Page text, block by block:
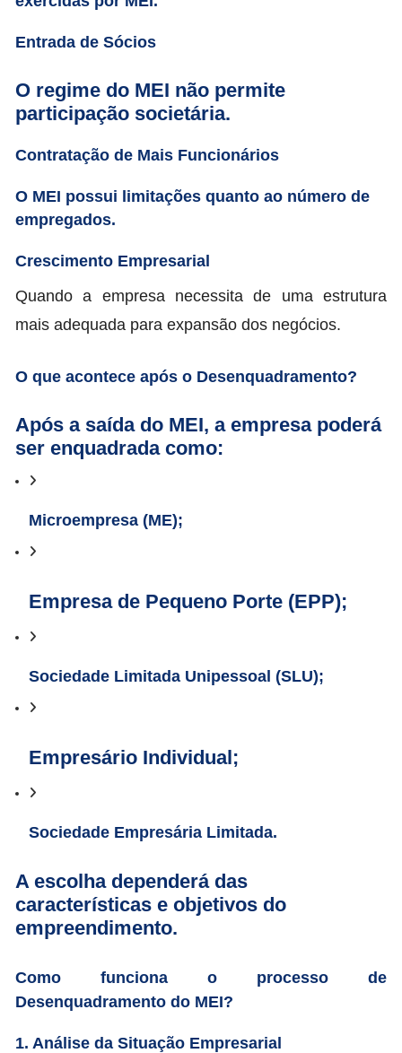
Entrada de Sócios
O regime do MEI não permite
participação societária.
Contratação de Mais Funcionários
O MEI possui limitações quanto ao número de
empregados.
Crescimento Empresarial
Quando a empresa necessita de uma estrutura
mais adequada para expansão dos negócios.
O que acontece após o Desenquadramento?
Após a saída do MEI, a empresa poderá
ser enquadrada como:
Microempresa (ME);
Empresa de Pequeno Porte (EPP);
Sociedade Limitada Unipessoal (SLU);
Empresário Individual;
Sociedade Empresária Limitada.
A escolha dependerá das
características e objetivos do
empreendimento.
Como funciona o processo de
Desenquadramento do MEI?
1. Análise da Situação Empresarial